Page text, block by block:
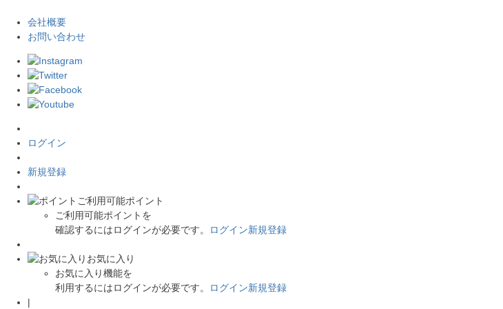
会社概要
お問い合わせ
ログイン
新規登録
ご利用可能ポイント
ご利用可能ポイントを
確認するにはログインが必要です。
ログイン新規登録
お気に入り
お気に入り機能を
利用するにはログインが必要です。
ログイン新規登録
|